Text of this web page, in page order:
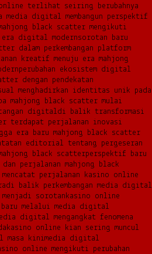
terlihat seiring berubahnya
media digital membangun perspektif
black scatter mengikuti
era digital modernsorotan baru
dalam perkembangan platform
kreatif menuju era mahjong
perubahan ekosistem digital
dengan pendekatan
menghadirkan identitas unik pada
mahjong black scatter mulai
digitaldi balik transformasi
terdapat perjalanan inovasi
era baru mahjong black scatter
editorial tentang pergeseran
black scatterperspektif baru
perjalanan mahjong black
perjalanan kasino online
di balik perkembangan media digital
sorotan kasino online
baru melalui media digital
digital mengangkat fenomena
kasino online kian sering muncul
masa kinimedia digital
online mengikuti perubahan